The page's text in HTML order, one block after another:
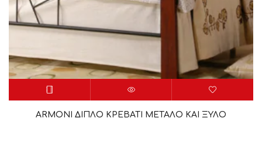
ARMONI ΔΙΠΛΟ ΚΡΕΒΑΤΙ ΜΕΤΑΛΟ ΚΑΙ ΞΥΛΟ